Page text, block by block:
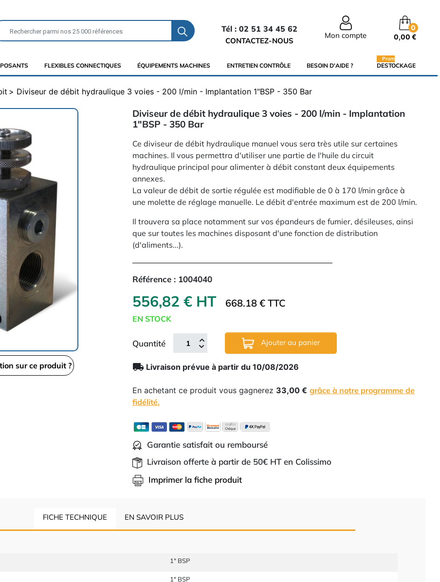
Tél : 02 51 34 45 62
CONTACTEZ-NOUS
Mon compte
0
0,00 €
FLEXIBLES CONNECTIQUES ÉQUIPEMENTS MACHINES ENTRETIEN CONTRÔLE BESOIN D'AIDE ? DESTOCKAGE
Promo
Diviseur de débit hydraulique 3 voies - 200 l/min - Implantation 1"BSP - 350 Bar
sur ce produit ?
Diviseur de débit hydraulique 3 voies - 200 l/min - Implantation
1"BSP - 350 Bar
Ce diviseur de débit hydraulique manuel vous sera très utile sur certaines
machines. Il vous permettra d'utiliser une partie de l'huile du circuit
hydraulique principal pour alimenter à débit constant deux équipements
annexes.
La valeur de débit de sortie régulée est modifiable de 0 à 170 l/min grâce à
une molette de réglage manuelle. Le débit d'entrée maximum est de 200 l/min.
Il trouvera sa place notamment sur vos épandeurs de fumier, désileuses, ainsi
que sur toutes les machines disposant d'une fonction de distribution
(d'aliments...).
Référence : 1004040
556,82 € HT 668.18 € TTC
EN STOCK
Quantité Ajouter au panier
local_shipping Livraison prévue à partir du 10/08/2026
En achetant ce produit vous gagnerez 33,00 € grâce à notre programme de
fidélité.
Garantie satisfait ou remboursé
Livraison offerte à partir de 50€ HT en Colissimo
Imprimer la fiche produit
FICHE TECHNIQUE EN SAVOIR PLUS
1" BSP
1" BSP